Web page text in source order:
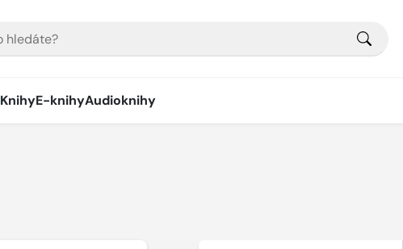
KnihyE-knihyAudioknihy